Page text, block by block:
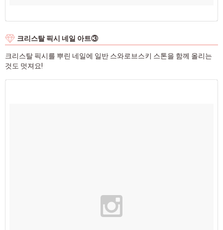
크리스탈 픽시 네일 아트③
크리스탈 픽시를 뿌린 네일에 일반 스와로브스키 스톤을 함께 올리는
것도 멋져요!